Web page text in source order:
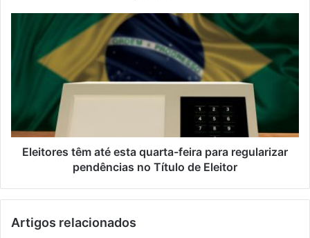
Eleitores têm até esta quarta-feira para regularizar
pendências no Título de Eleitor
Artigos relacionados